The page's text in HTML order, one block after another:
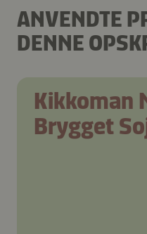
ANVENDTE
DENNE
Kikkoman
Brygget